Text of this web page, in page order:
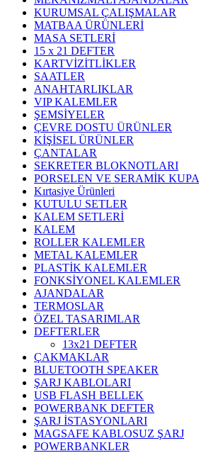
KURUMSAL ÇALIŞMALAR
MATBAA ÜRÜNLERİ
MASA SETLERİ
15 x 21 DEFTER
KARTVİZİTLİKLER
SAATLER
ANAHTARLIKLAR
VIP KALEMLER
ŞEMSİYELER
ÇEVRE DOSTU ÜRÜNLER
KİŞİSEL ÜRÜNLER
ÇANTALAR
SEKRETER BLOKNOTLARI
PORSELEN VE SERAMİK KUPA
Kırtasiye Ürünleri
KUTULU SETLER
KALEM SETLERİ
KALEM
ROLLER KALEMLER
METAL KALEMLER
PLASTİK KALEMLER
FONKSİYONEL KALEMLER
AJANDALAR
TERMOSLAR
ÖZEL TASARIMLAR
DEFTERLER
13x21 DEFTER
ÇAKMAKLAR
BLUETOOTH SPEAKER
ŞARJ KABLOLARI
USB FLASH BELLEK
POWERBANK DEFTER
ŞARJ İSTASYONLARI
MAGSAFE KABLOSUZ ŞARJ
POWERBANKLER